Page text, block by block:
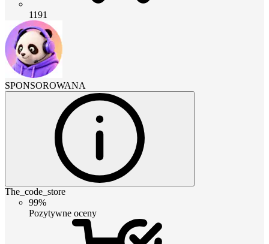
1191
SPONSOROWANA
The_code_store
99%
Pozytywne oceny